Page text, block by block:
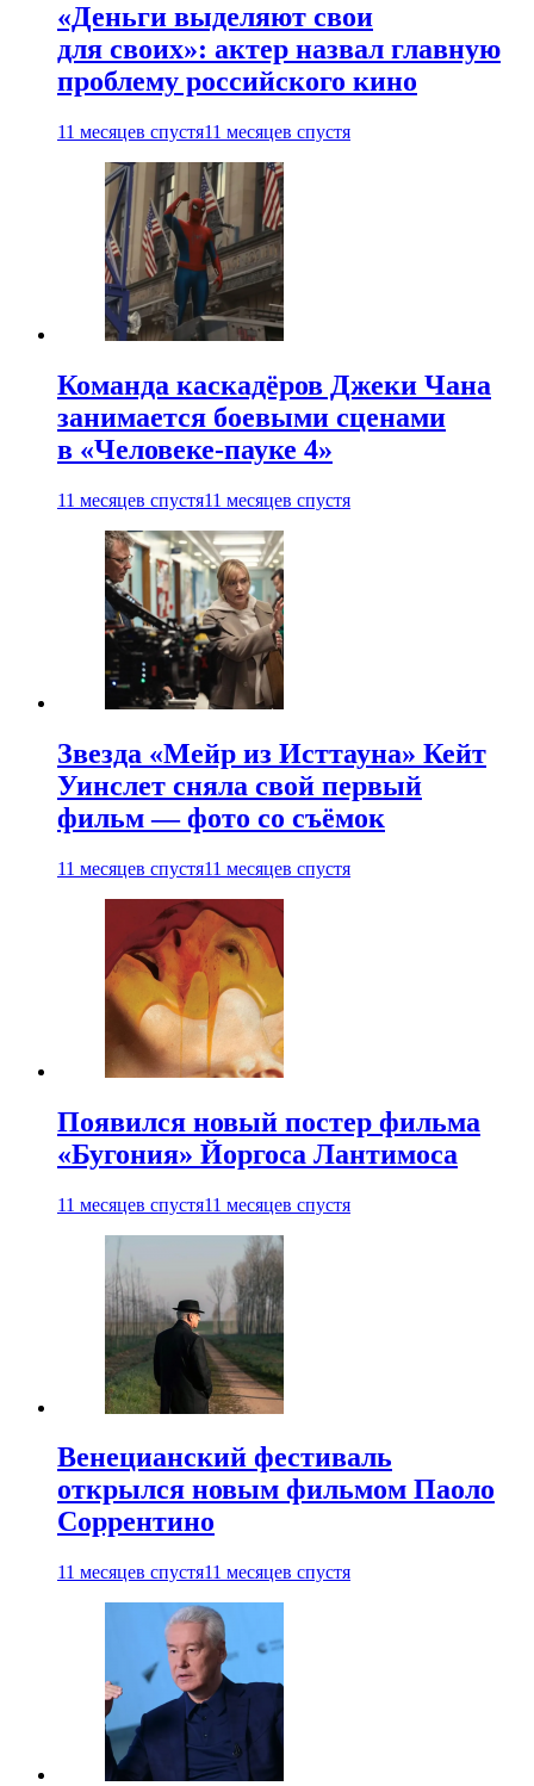
«Деньги выделяют свои
для своих»: актер назвал главную
проблему российского кино
11 месяцев спустя11 месяцев спустя
Команда каскадёров Джеки Чана
занимается боевыми сценами
в «Человеке-пауке 4»
11 месяцев спустя11 месяцев спустя
Звезда «Мейр из Исттауна» Кейт
Уинслет сняла свой первый
фильм — фото со съёмок
11 месяцев спустя11 месяцев спустя
Появился новый постер фильма
«Бугония» Йоргоса Лантимоса
11 месяцев спустя11 месяцев спустя
Венецианский фестиваль
открылся новым фильмом Паоло
Соррентино
11 месяцев спустя11 месяцев спустя